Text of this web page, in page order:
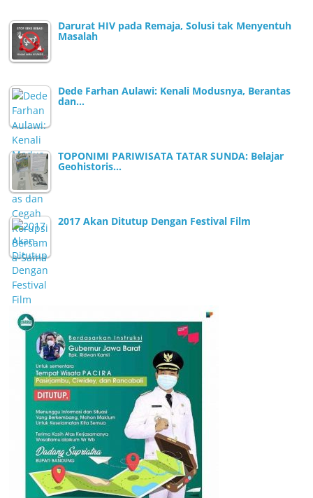
Darurat HIV pada Remaja, Solusi tak Menyentuh
Masalah
Dede Farhan Aulawi: Kenali Modusnya, Berantas
dan…
TOPONIMI PARIWISATA TATAR SUNDA: Belajar
Geohistoris…
2017 Akan Ditutup Dengan Festival Film